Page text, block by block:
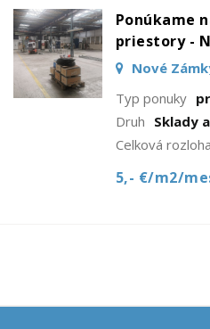
Ponúkame
priestory -
Nové
Typ ponuky
Druh Sklady
Celková rozloha
5,- €/m2/